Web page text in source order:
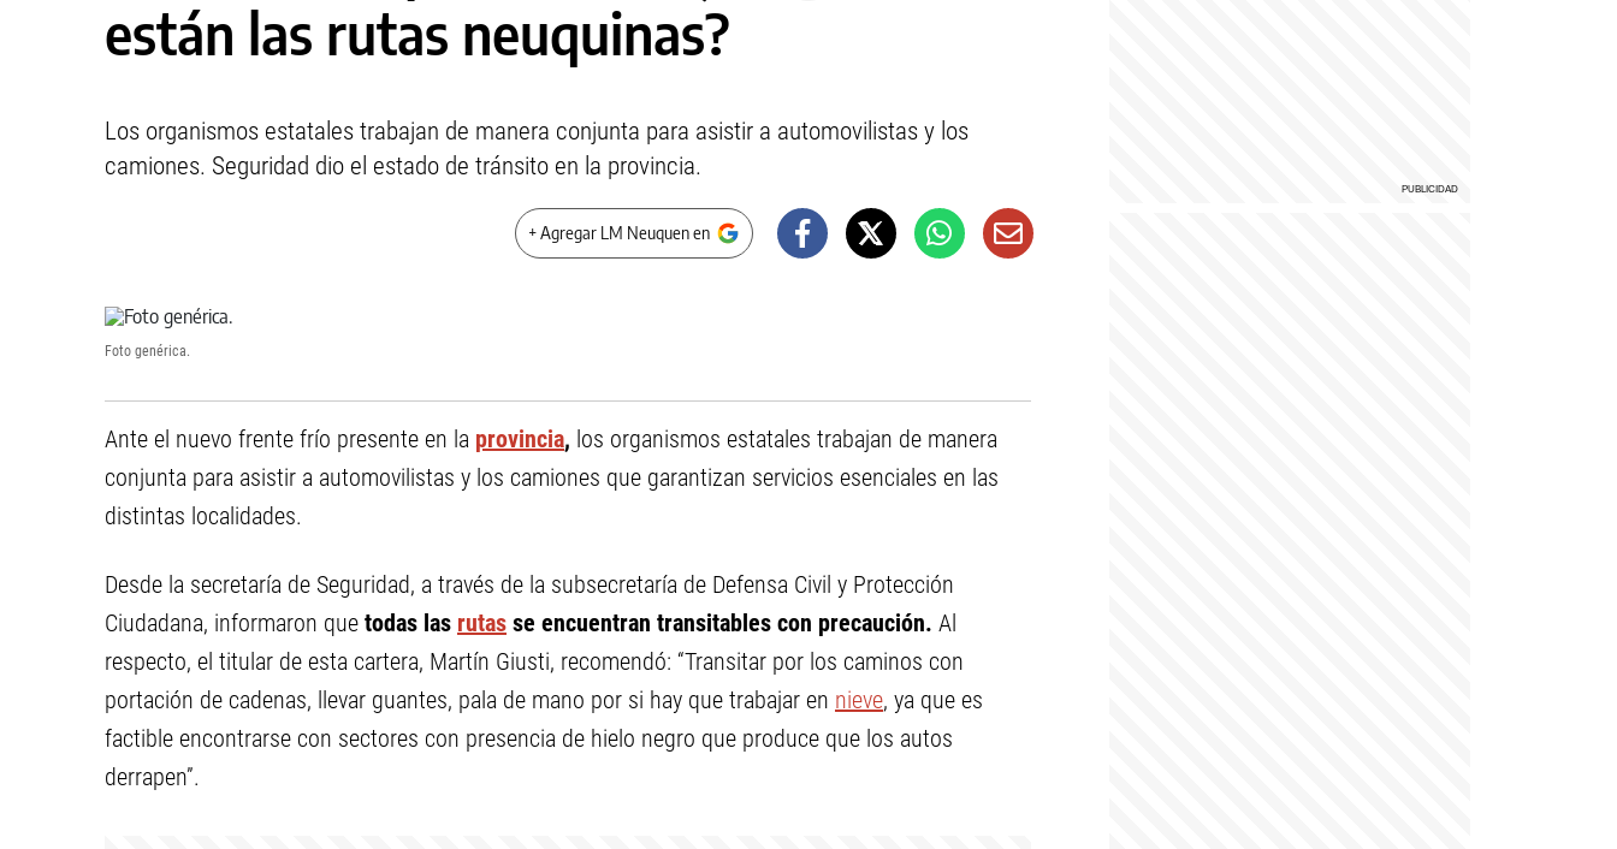
están las rutas neuquinas?
Los organismos estatales trabajan de manera conjunta para asistir a automovilistas y los
camiones. Seguridad dio el estado de tránsito en la provincia.
+ Agregar LM Neuquen en
Foto genérica.
Ante el nuevo frente frío presente en la provincia, los organismos estatales trabajan de manera
conjunta para asistir a automovilistas y los camiones que garantizan servicios esenciales en las
distintas localidades.
Desde la secretaría de Seguridad, a través de la subsecretaría de Defensa Civil y Protección
Ciudadana, informaron que todas las rutas se encuentran transitables con precaución. Al
respecto, el titular de esta cartera, Martín Giusti, recomendó: “Transitar por los caminos con
portación de cadenas, llevar guantes, pala de mano por si hay que trabajar en nieve, ya que es
factible encontrarse con sectores con presencia de hielo negro que produce que los autos
derrapen”.